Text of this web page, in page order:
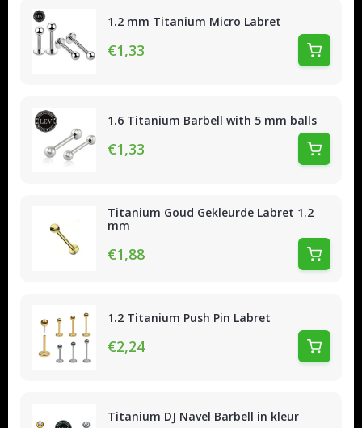
1.2 mm Titanium Micro Labret
€1,33
1.6 Titanium Barbell with 5 mm balls
€1,33
Titanium Goud Gekleurde Labret 1.2
mm
€1,88
1.2 Titanium Push Pin Labret
€2,24
Titanium DJ Navel Barbell in kleur